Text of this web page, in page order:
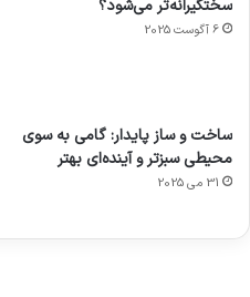
سختگیرانه‌تر می‌شود؟
6 آگوست 2025
ساخت و ساز پایدار: گامی به سوی
محیطی سبزتر و آینده‌ای بهتر
31 می 2025
برای
کشف
توسط
ژاکت
مجازی
…
توسط